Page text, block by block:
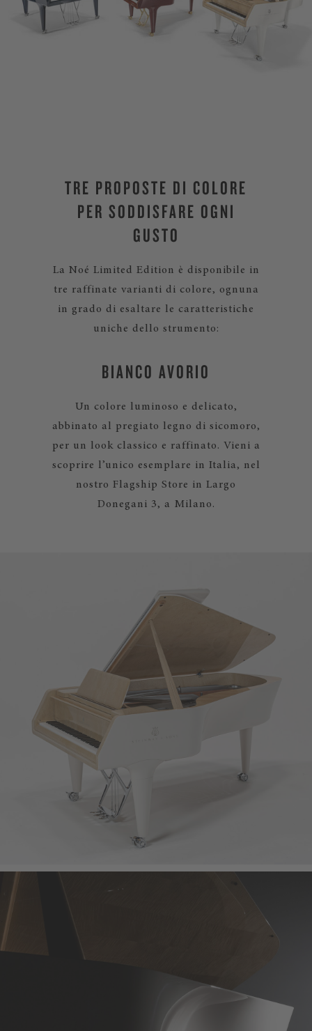
TRE PROPOSTE DI COLORE
PER SODDISFARE OGNI
GUSTO
La Noé Limited Edition è disponibile in
tre raffinate varianti di colore, ognuna
in grado di esaltare le caratteristiche
uniche dello strumento:
BIANCO AVORIO
Un colore luminoso e delicato,
abbinato al pregiato legno di sicomoro,
per un look classico e raffinato. Vieni a
scoprire l’unico esemplare in Italia, nel
nostro Flagship Store in Largo
Donegani 3, a Milano.